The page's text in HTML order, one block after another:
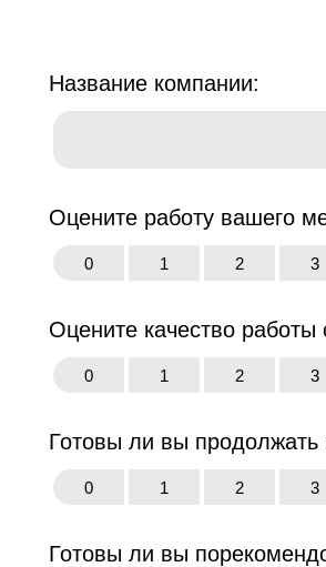
Название компании:
Оцените работу вашего
0 1 2 3
Оцените качество работы
0 1 2 3
Готовы ли вы продолжать
0 1 2 3
Готовы ли вы